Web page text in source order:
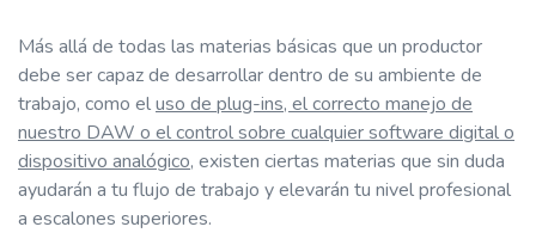
Más allá de todas las materias básicas que un productor
debe ser capaz de desarrollar dentro de su ambiente de
trabajo, como eluso de plug-ins, el correcto manejo de
nuestro DAW o el control sobre cualquier software digital o
dispositivo analógico, existen ciertas materias que sin duda
ayudarán a tu flujo de trabajo y elevarán tu nivel profesional
a escalones superiores.